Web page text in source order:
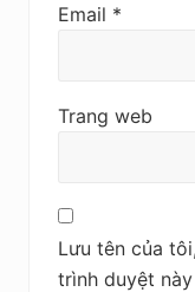
Email *
Trang web
Lưu tên của
trình duyệt